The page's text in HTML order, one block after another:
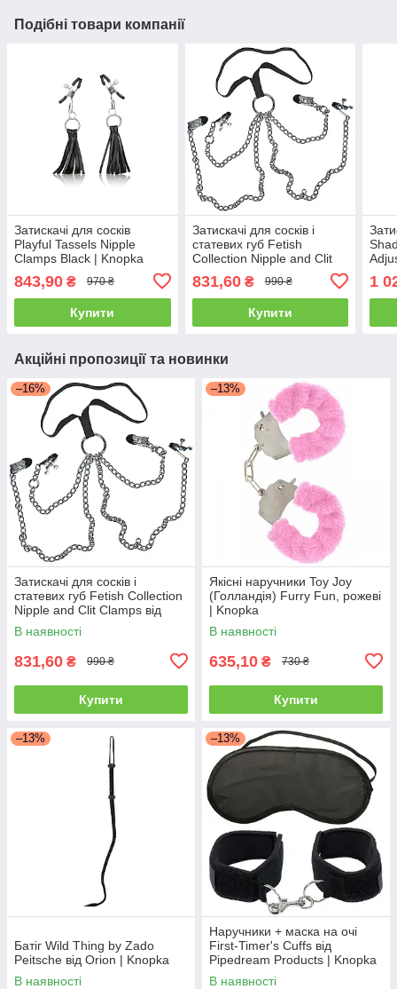
Подібні товари компанії
Затискачі для сосків
Playful Tassels Nipple
Clamps Black | Knopka
843,90 ₴ 970 ₴
Купити
Затискачі для сосків і
статевих губ Fetish
Collection Nipple and Clit
831,60₴ 990 ₴
Купити
1
Акційні пропозиції та новинки
–16%
Затискачі для сосків і
статевих губ Fetish Collection
Nipple and Clit Clamps від
Orion
В наявності
831,60 ₴ 990 ₴
Купити
–13%
Якісні наручники Toy Joy
(Голландія) Furry Fun, рожеві
| Knopka
В наявності
635,10 ₴ 730 ₴
Купити
–13%
Батіг Wild Thing by Zado
Peitsche від Orion | Knopka
В наявності
–13%
Наручники + маска на очі
First-Timer's Cuffs від
Pipedream Products | Knopka
В наявності